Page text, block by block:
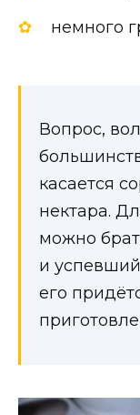
немного
Вопрос,
касается
нектара.
можно
и успевший
его